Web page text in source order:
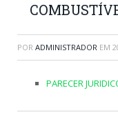
POR ADMINISTRADOR EM
PARECER